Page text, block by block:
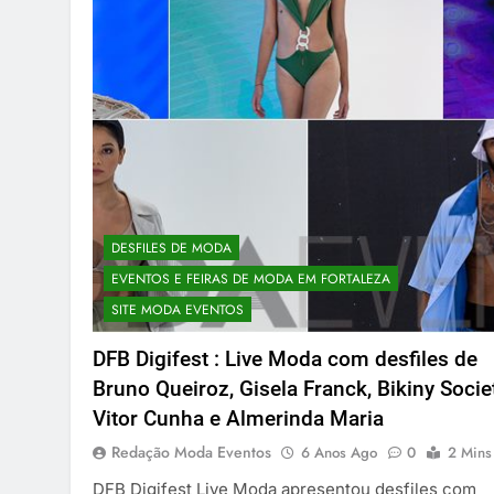
DESFILES DE MODA
EVENTOS E FEIRAS DE MODA EM FORTALEZA
SITE MODA EVENTOS
DFB Digifest : Live Moda com desfiles de
Bruno Queiroz, Gisela Franck, Bikiny
Vitor Cunha e Almerinda Maria
Redação Moda Eventos 6 Anos Ago 0
2 Mins
DFB Digifest Live Moda apresentou desfiles com